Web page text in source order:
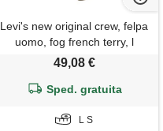
Levi's new original crew, felpa
uomo, fog french terry, l
49,08 €
Sped. gratuita
L S